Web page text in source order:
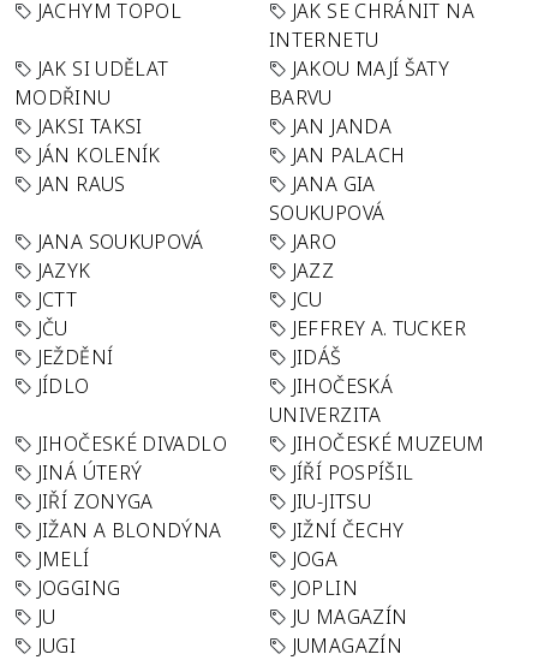
JACHYM TOPOL
JAK SE CHRÁNIT NA
INTERNETU
JAK SI UDĚLAT
MODŘINU
JAKOU MAJÍ ŠATY
BARVU
JAKSI TAKSI
JAN JANDA
JÁN KOLENÍK
JAN PALACH
JAN RAUS
JANA GIA
SOUKUPOVÁ
JANA SOUKUPOVÁ
JARO
JAZYK
JAZZ
JCTT
JCU
JČU
JEFFREY A. TUCKER
JEŽDĚNÍ
JIDÁŠ
JÍDLO
JIHOČESKÁ
UNIVERZITA
JIHOČESKÉ DIVADLO
JIHOČESKÉ MUZEUM
JINÁ ÚTERÝ
JÍŘÍ POSPÍŠIL
JIŘÍ ZONYGA
JIU-JITSU
JIŽAN A BLONDÝNA
JIŽNÍ ČECHY
JMELÍ
JOGA
JOGGING
JOPLIN
JU
JU MAGAZÍN
JUGI
JUMAGAZÍN